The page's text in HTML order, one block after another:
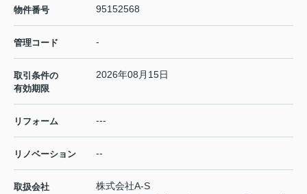
物件番号 95152568
管理コード -
取引条件の
有効期限
2026年08月15日
リフォーム ---
リノベーション --
取扱会社
株式会社A-S